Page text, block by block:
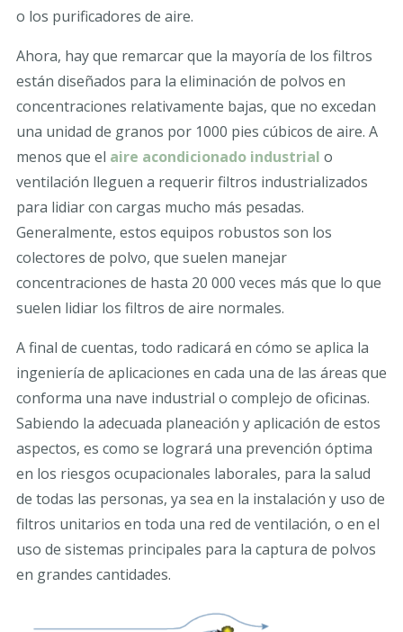
o los purificadores de aire.
Ahora, hay que remarcar que la mayoría de los filtros
están diseñados para la eliminación de polvos en
concentraciones relativamente bajas, que no excedan
una unidad de granos por 1000 pies cúbicos de aire. A
menos que el aire acondicionado industrial o
ventilación lleguen a requerir filtros industrializados
para lidiar con cargas mucho más pesadas.
Generalmente, estos equipos robustos son los
colectores de polvo, que suelen manejar
concentraciones de hasta 20 000 veces más que lo que
suelen lidiar los filtros de aire normales.
A final de cuentas, todo radicará en cómo se aplica la
ingeniería de aplicaciones en cada una de las áreas que
conforma una nave industrial o complejo de oficinas.
Sabiendo la adecuada planeación y aplicación de estos
aspectos, es como se logrará una prevención óptima
en los riesgos ocupacionales laborales, para la salud
de todas las personas, ya sea en la instalación y uso de
filtros unitarios en toda una red de ventilación, o en el
uso de sistemas principales para la captura de polvos
en grandes cantidades.